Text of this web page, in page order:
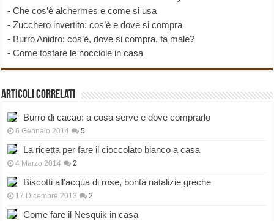
-Che cos’è alchermes e come si usa
-Zucchero invertito: cos’è e dove si compra
- Burro Anidro: cos’è, dove si compra, fa male?
-Come tostare le nocciole in casa
Articoli correlati
Burro di cacao: a cosa serve e dove comprarlo
6 Gennaio 2014 5
La ricetta per fare il cioccolato bianco a casa
4 Marzo 2014 2
Biscotti all’acqua di rose, bontà natalizie greche
17 Dicembre 2013 2
Come fare il Nesquik in casa